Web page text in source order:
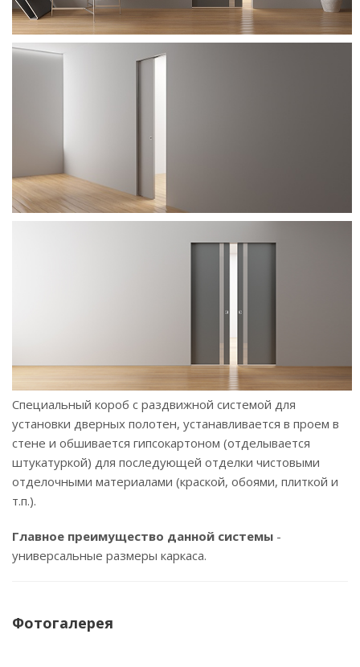
Специальный короб с раздвижной системой для
установки дверных полотен, устанавливается в проем в
стене и обшивается гипсокартоном (отделывается
штукатуркой) для последующей отделки чистовыми
отделочными материалами (краской, обоями, плиткой и
т.п.).
Главное преимущество данной системы -
универсальные размеры каркаса.
Фотогалерея